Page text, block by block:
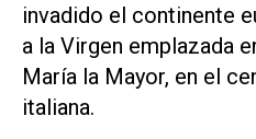
invadido el continente
a la Virgen emplazada
María la Mayor, en el
italiana.